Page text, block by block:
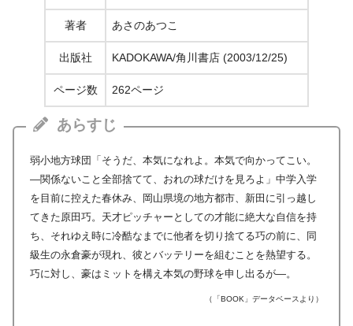
著者 あさのあつこ
出版社 KADOKAWA/角川書店 (2003/12/25)
ページ数 262ページ
あらすじ
弱小地方球団「そうだ、本気になれよ。本気で向かってこい。
―関係ないこと全部捨てて、おれの球だけを見ろよ」中学入学
を目前に控えた春休み、岡山県境の地方都市、新田に引っ越し
てきた原田巧。天才ピッチャーとしての才能に絶大な自信を持
ち、それゆえ時に冷酷なまでに他者を切り捨てる巧の前に、同
級生の永倉豪が現れ、彼とバッテリーを組むことを熱望する。
巧に対し、豪はミットを構え本気の野球を申し出るが―。
（「BOOK」データベースより）